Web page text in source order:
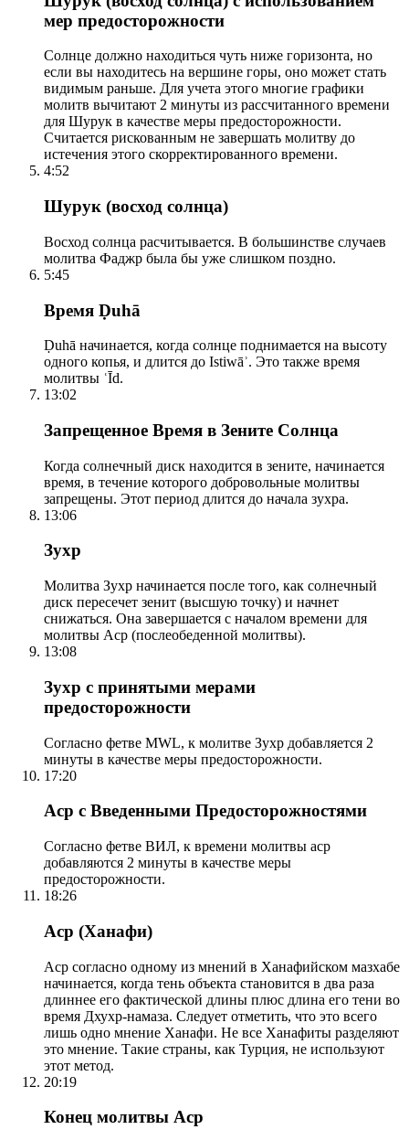
мер предосторожности
Солнце должно находиться чуть ниже горизонта, но
если вы находитесь на вершине горы, оно может стать
видимым раньше. Для учета этого многие графики
молитв вычитают 2 минуты из рассчитанного времени
для Шурук в качестве меры предосторожности.
Считается рискованным не завершать молитву до
истечения этого скорректированного времени.
4:52
Шурук (восход солнца)
Восход солнца расчитывается. В большинстве случаев
молитва Фаджр была бы уже слишком поздно.
5:45
Время Ḍuhā
Ḍuhā начинается, когда солнце поднимается на высоту
одного копья, и длится до Istiwāʾ. Это также время
молитвы ʿĪd.
13:02
Запрещенное Время в Зените Солнца
Когда солнечный диск находится в зените, начинается
время, в течение которого добровольные молитвы
запрещены. Этот период длится до начала зухра.
13:06
Зухр
Молитва Зухр начинается после того, как солнечный
диск пересечет зенит (высшую точку) и начнет
снижаться. Она завершается с началом времени для
молитвы Аср (послеобеденной молитвы).
13:08
Зухр с принятыми мерами
предосторожности
Согласно фетве MWL, к молитве Зухр добавляется 2
минуты в качестве меры предосторожности.
17:20
Аср с Введенными Предосторожностями
Согласно фетве ВИЛ, к времени молитвы аср
добавляются 2 минуты в качестве меры
предосторожности.
18:26
Аср (Ханафи)
Аср согласно одному из мнений в Ханафийском мазхабе
начинается, когда тень объекта становится в два раза
длиннее его фактической длины плюс длина его тени во
время Дхухр-намаза. Следует отметить, что это всего
лишь одно мнение Ханафи. Не все Ханафиты разделяют
это мнение. Такие страны, как Турция, не используют
этот метод.
20:19
Конец молитвы Аср